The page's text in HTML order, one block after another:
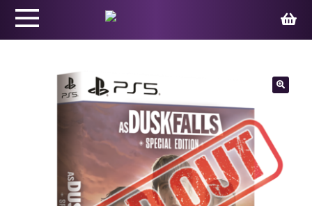
Juegos
Ed. Coleccionista
Merchandising